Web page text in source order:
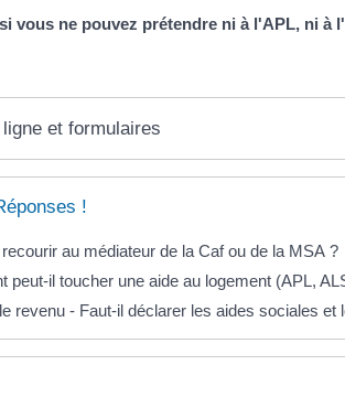
si vous ne pouvez prétendre ni à l'APL, ni à
et formulaires
!
au médiateur de la Caf ou de la MSA ?
peut-il toucher une aide au logement (APL,
revenu - Faut-il déclarer les aides sociales